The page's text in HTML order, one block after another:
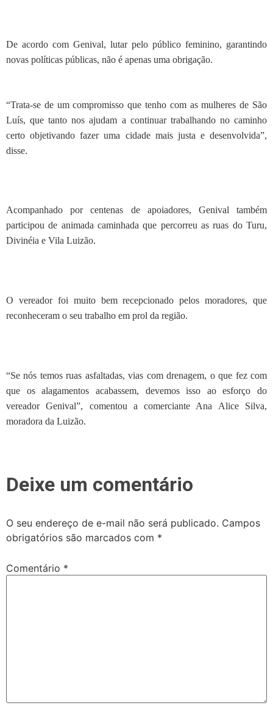
De acordo com Genival, lutar pelo público feminino, garantindo
novas políticas públicas, não é apenas uma obrigação.
“Trata-se de um compromisso que tenho com as mulheres de São
Luís, que tanto nos ajudam a continuar trabalhando no caminho
certo objetivando fazer uma cidade mais justa e desenvolvida”,
disse.
Acompanhado por centenas de apoiadores, Genival também
participou de animada caminhada que percorreu as ruas do Turu,
Divinéia e Vila Luizão.
O vereador foi muito bem recepcionado pelos moradores, que
reconheceram o seu trabalho em prol da região.
“Se nós temos ruas asfaltadas, vias com drenagem, o que fez com
que os alagamentos acabassem, devemos isso ao esforço do
vereador Genival”, comentou a comerciante Ana Alice Silva,
moradora da Luizão.
Deixe um comentário
O seu endereço de e-mail não será publicado. Campos
obrigatórios são marcados com *
Comentário *